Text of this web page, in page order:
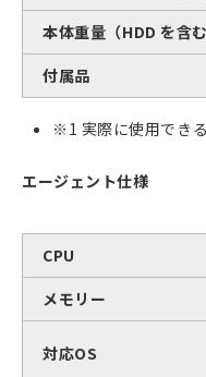
本体重量（HDD を含む
付属品
※1 実際に使用でき
エージェント仕様
CPU
メモリー
対応OS